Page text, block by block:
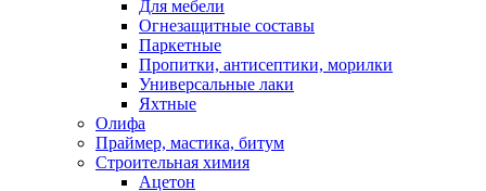
Для мебели
Огнезащитные составы
Паркетные
Пропитки, антисептики, морилки
Универсальные лаки
Яхтные
Олифа
Праймер, мастика, битум
Строительная химия
Ацетон